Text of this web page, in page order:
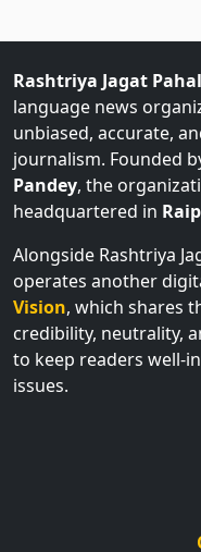
Rashtriya Jagat Pahal
language news
unbiased, accurate,
journalism. Founded
Pandey, the
headquartered in
Alongside Rashtriya
operates another
Vision, which shares
credibility, neutrality,
to keep readers well-
issues.